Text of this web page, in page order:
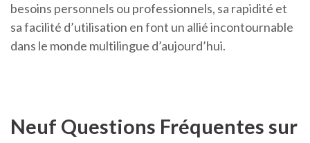
besoins personnels ou professionnels, sa rapidité et
sa facilité d’utilisation en font un allié incontournable
dans le monde multilingue d’aujourd’hui.
Neuf Questions Fréquentes sur